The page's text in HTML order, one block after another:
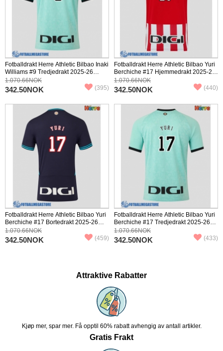
Fotballdrakt Herre Athletic Bilbao Inaki
Williams #9 Tredjedrakt 2025-26
Kortermet
1.070.66NOK
342.50NOK (395)
Fotballdrakt Herre Athletic Bilbao Yuri
Berchiche #17 Hjemmedrakt 2025-26
Kortermet
1.070.66NOK
342.50NOK (440)
Fotballdrakt Herre Athletic Bilbao Yuri
Berchiche #17 Bortedrakt 2025-26
Kortermet
1.070.66NOK
342.50NOK (459)
Fotballdrakt Herre Athletic Bilbao Yuri
Berchiche #17 Tredjedrakt 2025-26
Kortermet
1.070.66NOK
342.50NOK (433)
Attraktive Rabatter
Kjøp mer, spar mer. Få opptil 60% rabatt avhengig av antall artikler.
Gratis Frakt